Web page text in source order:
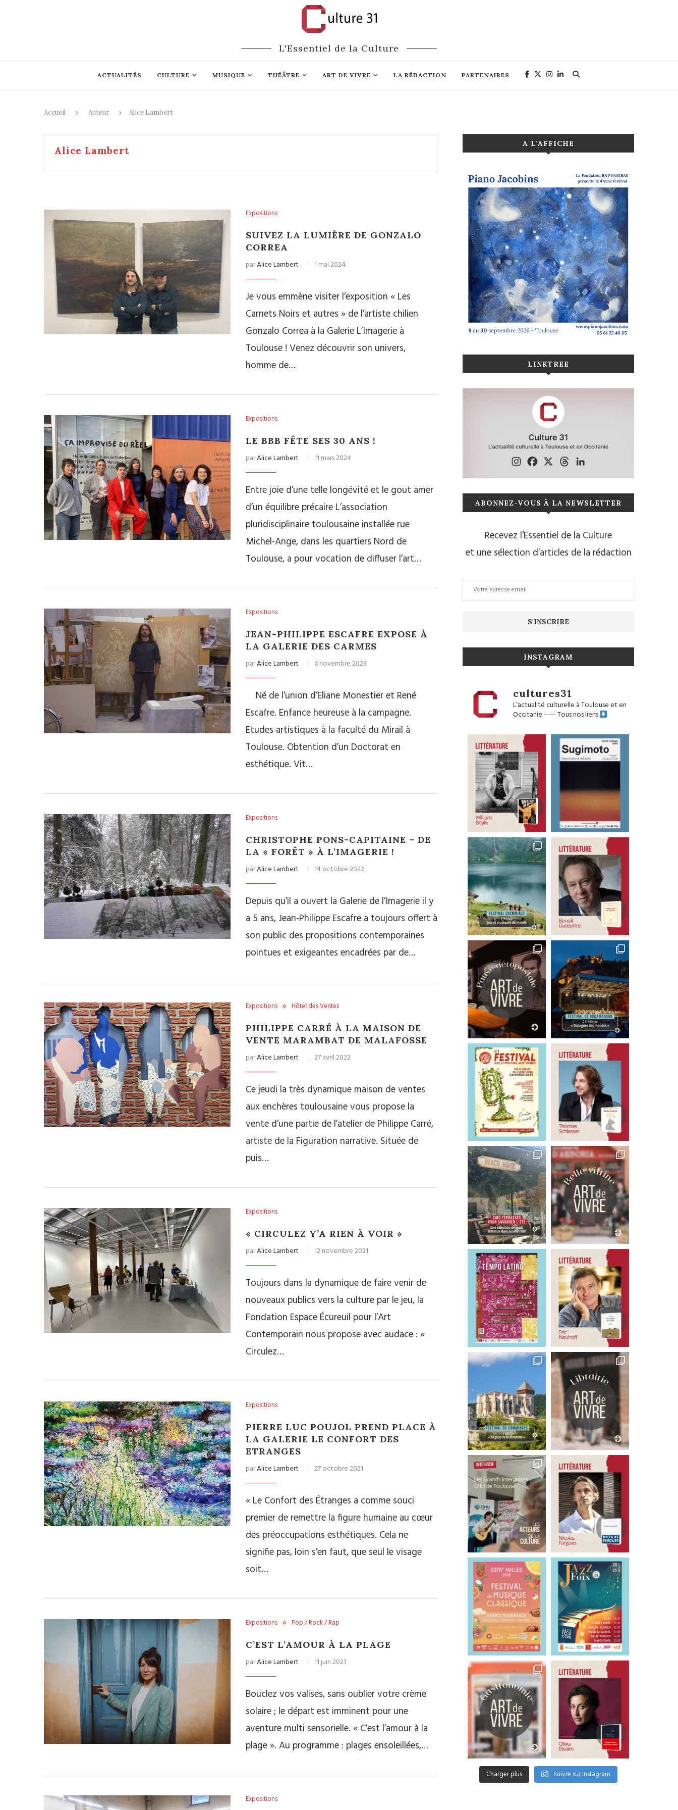
L'Essentiel de la Culture
ACTUALITÉS CULTURE MUSIQUE THÉÂTRE ART DE VIVRE LA RÉDACTION PARTENAIRES
Accueil Auteur Alice Lambert
Alice Lambert
Expositions
SUIVEZ LA LUMIÈRE DE GONZALO
CORREA
parAlice Lambert 1 mai 2024
Je vous emmène visiter l’exposition « Les
Carnets Noirs et autres » de l’artiste chilien
Gonzalo Correa à la Galerie L’Imagerie à
Toulouse ! Venez découvrir son univers,
homme de…
Expositions
LE BBB FÊTE SES 30 ANS !
parAlice Lambert 11 mars 2024
Entre joie d’une telle longévité et le gout amer
d’un équilibre précaire L’association
pluridisciplinaire toulousaine installée rue
Michel-Ange, dans les quartiers Nord de
Toulouse, a pour vocation de diffuser l’art…
Expositions
JEAN-PHILIPPE ESCAFRE EXPOSE À
LA GALERIE DES CARMES
parAlice Lambert 6 novembre 2023
Né de l’union d’Eliane Monestier et René
Escafre. Enfance heureuse à la campagne.
Etudes artistiques à la faculté du Mirail à
Toulouse. Obtention d’un Doctorat en
esthétique. Vit…
Expositions
CHRISTOPHE PONS-CAPITAINE – DE
LA « FORÊT » À L’IMAGERIE !
parAlice Lambert 14 octobre 2022
Depuis qu’il a ouvert la Galerie de l’Imagerie il y
a 5 ans, Jean-Philippe Escafre a toujours offert à
son public des propositions contemporaines
pointues et exigeantes encadrées par de…
Expositions Hôtel des Ventes
PHILIPPE CARRÉ À LA MAISON DE
VENTE MARAMBAT DE MALAFOSSE
parAlice Lambert 27 avril 2022
Ce jeudi la très dynamique maison de ventes
aux enchères toulousaine vous propose la
vente d’une partie de l’atelier de Philippe Carré,
artiste de la Figuration narrative. Située de
puis…
Expositions
« CIRCULEZ Y’A RIEN À VOIR »
parAlice Lambert 12 novembre 2021
Toujours dans la dynamique de faire venir de
nouveaux publics vers la culture par le jeu, la
Fondation Espace Écureuil pour l’Art
Contemporain nous propose avec audace : «
Circulez…
Expositions
PIERRE LUC POUJOL PREND PLACE À
LA GALERIE LE CONFORT DES
ETRANGES
parAlice Lambert 27 octobre 2021
« Le Confort des Étranges a comme souci
premier de remettre la figure humaine au cœur
des préoccupations esthétiques. Cela ne
signifie pas, loin s’en faut, que seul le visage
soit…
Expositions Pop / Rock / Rap
C’EST L’AMOUR À LA PLAGE
parAlice Lambert 11 juin 2021
Bouclez vos valises, sans oublier votre crème
solaire ; le départ est imminent pour une
aventure multi sensorielle. « C’est l’amour à la
plage ». Au programme : plages ensoleillées,…
Expositions
A L’AFFICHE
LINKTREE
ABONNEZ-VOUS À LA NEWSLETTER
Recevez l’Essentiel de la Culture
et une sélection d’articles de la rédaction
INSTAGRAM
cultures31
L’actualité culturelle à Toulouse et en
Occitanie——Tous nos liens
Charger plus Suivre sur Instagram